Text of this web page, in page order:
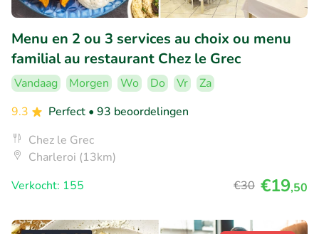
Menu en 2 ou 3 services au choix ou menu
familial au restaurant Chez le Grec
Vandaag Morgen Wo Do Vr
Za
9.3
Perfect • 93 beoordelingen
Chez le Grec
Charleroi (13km)
Verkocht: 155
€30 €19,50